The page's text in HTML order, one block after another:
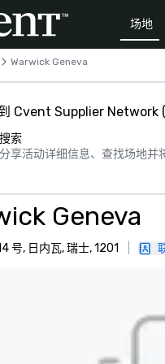
场地
Warwick Geneva
Cvent Supplier Network
搜索
分享活动详细信息、查找场地并
Geneva
号, 日内瓦, 瑞士, 1201